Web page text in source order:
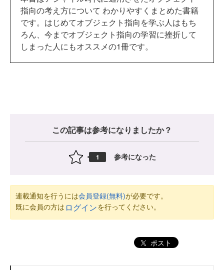
指向の考え方について わかりやすくまとめた書籍
です。はじめてオブジェクト指向を学ぶ人はもち
ろん、今までオブジェクト指向の学習に挫折して
しまった人にもオススメの1冊です。
この記事は参考になりましたか？
1 参考になった
連載通知を行うには会員登録(無料)が必要です。
既に会員の方は ログインを行ってください。
ポスト